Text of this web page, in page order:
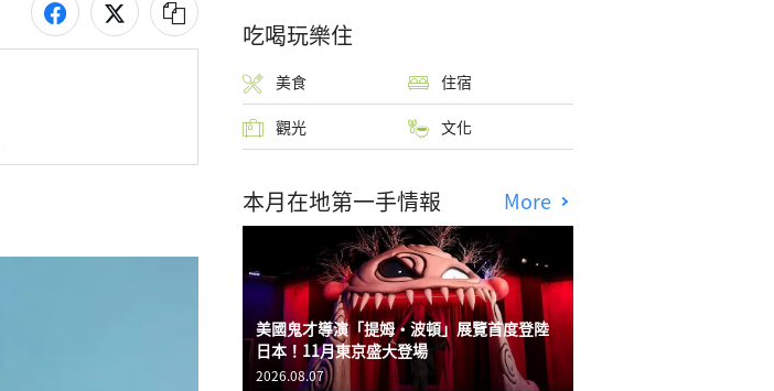
吃喝玩樂住
美食 住宿
觀光 文化
本月在地第一手情報 More
美國鬼才導演「提姆・波頓」展覽首度登陸
日本！11月東京盛大登場
2026.08.07